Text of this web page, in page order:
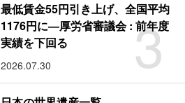
3
最低賃金55円引き上げ、全国平均
1176円に―厚労省審議会 : 前年度
実績を下回る
2026.07.30